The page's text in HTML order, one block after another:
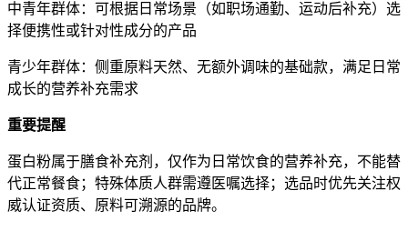
中青年群体：可根据日常场景（如职场通勤、运动后补充）选
择便携性或针对性成分的产品
青少年群体：侧重原料天然、无额外调味的基础款，满足日常
成长的营养补充需求
重要提醒
蛋白粉属于膳食补充剂，仅作为日常饮食的营养补充，不能替
代正常餐食；特殊体质人群需遵医嘱选择；选品时优先关注权
威认证资质、原料可溯源的品牌。